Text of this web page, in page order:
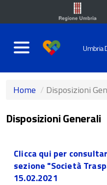
Umbria
Home Disposizioni
Disposizioni Generali
Clicca qui per
sezione "Società
15.02.2021